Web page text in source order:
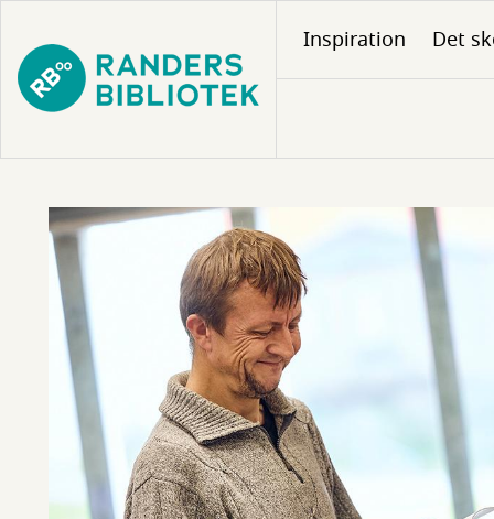
hovedindhold
Inspiration Det
Nøgletal